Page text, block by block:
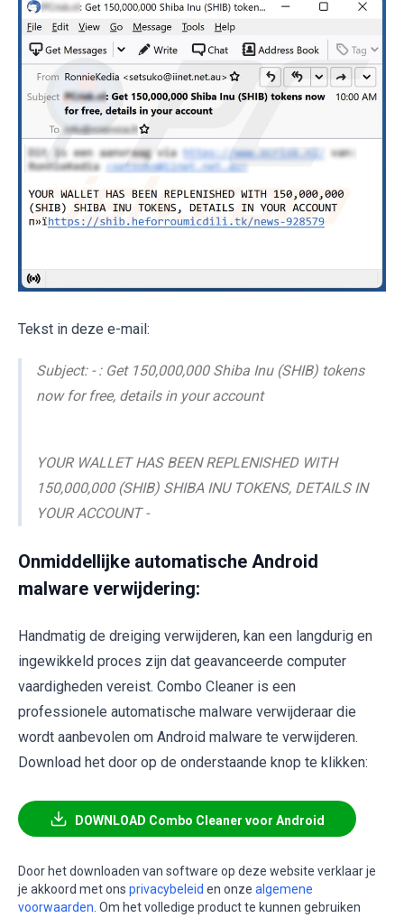
Tekst in deze e-mail:
Subject: - : Get 150,000,000 Shiba Inu (SHIB) tokens
now for free, details in your account
YOUR WALLET HAS BEEN REPLENISHED WITH
150,000,000 (SHIB) SHIBA INU TOKENS, DETAILS IN
YOUR ACCOUNT -
Onmiddellijke automatische Android
malware verwijdering:
Handmatig de dreiging verwijderen, kan een langdurig en
ingewikkeld proces zijn dat geavanceerde computer
vaardigheden vereist. Combo Cleaner is een
professionele automatische malware verwijderaar die
wordt aanbevolen om Android malware te verwijderen.
Download het door op de onderstaande knop te klikken:
DOWNLOAD Combo Cleaner voor Android
Door het downloaden van software op deze website verklaar je
je akkoord met ons privacybeleid en onze algemene
voorwaarden. Om het volledige product te kunnen gebruiken